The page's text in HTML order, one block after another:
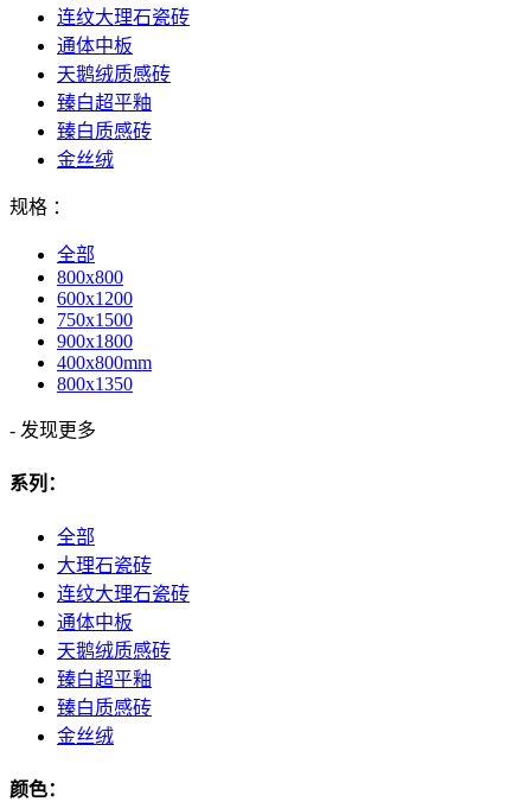
连纹大理石瓷砖
通体中板
天鹅绒质感砖
臻白超平釉
臻白质感砖
金丝绒
规格 ：
全部
800x800
600x1200
750x1500
900x1800
400x800mm
800x1350
- 发现更多
系列：
全部
大理石瓷砖
连纹大理石瓷砖
通体中板
天鹅绒质感砖
臻白超平釉
臻白质感砖
金丝绒
颜色：